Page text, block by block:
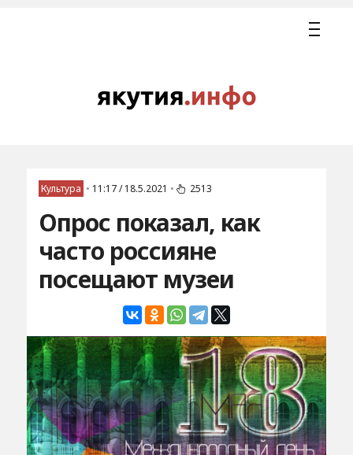
Культура • 11:17 / 18.5.2021 • 2513
Опрос показал, как
часто россияне
посещают музеи